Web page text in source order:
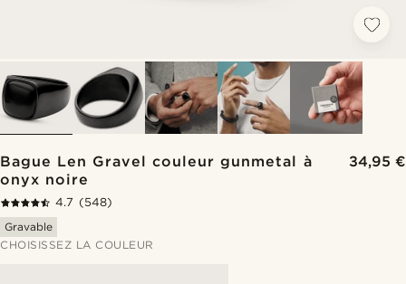
Bague Len Gravel couleur gunmetal à
onyx noire
34,95 €
4.7 (548)
Gravable
CHOISISSEZ LA COULEUR